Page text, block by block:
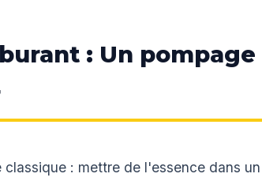
: Un
classique : mettre de l'essence dans